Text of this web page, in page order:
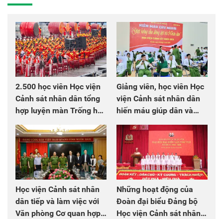
2.500 học viên Học viện
Cảnh sát nhân dân tổng
hợp luyện màn Trống hội
chào mừng Đại hội Đảng
Giảng viên, học viên Học
viện Cảnh sát nhân dân
hiến máu giúp dân và
đồng đội
Học viện Cảnh sát nhân
dân tiếp và làm việc với
Văn phòng Cơ quan hợp
Những hoạt động của
Đoàn đại biểu Đảng bộ
Học viện Cảnh sát nhân